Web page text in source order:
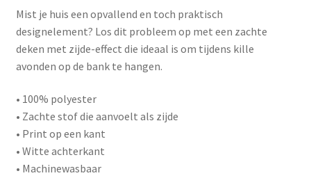
Mist je huis een opvallend en toch praktisch
designelement? Los dit probleem op met een zachte
deken met zijde-effect die ideaal is om tijdens kille
avonden op de bank te hangen.
• 100% polyester
• Zachte stof die aanvoelt als zijde
• Print op een kant
• Witte achterkant
• Machinewasbaar